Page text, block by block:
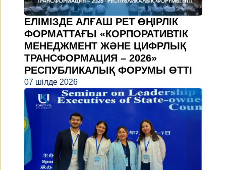
ЕЛІМІЗДЕ АЛҒАШ РЕТ ӨҢІРЛІК
ФОРМАТТАҒЫ «КОРПОРАТИВТІК
МЕНЕДЖМЕНТ ЖӘНЕ ЦИФРЛЫҚ
ТРАНСФОРМАЦИЯ – 2026»
РЕСПУБЛИКАЛЫҚ ФОРУМЫ ӨТТІ
07 шілде 2026